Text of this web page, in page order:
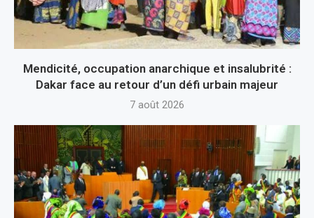
Mendicité, occupation anarchique et insalubrité :
Dakar face au retour d’un défi urbain majeur
7 août 2026